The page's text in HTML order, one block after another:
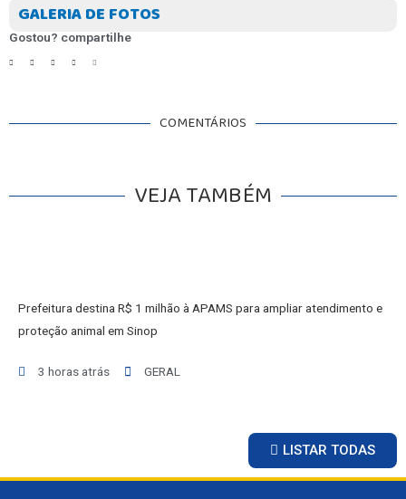
GALERIA DE FOTOS
Gostou? compartilhe
COMENTÁRIOS
VEJA TAMBÉM
Prefeitura destina R$ 1 milhão à APAMS para ampliar atendimento e
proteção animal em Sinop
3 horas atrás GERAL
LISTAR TODAS